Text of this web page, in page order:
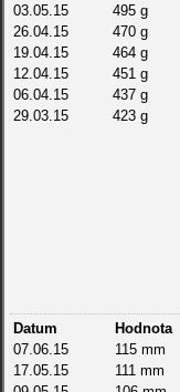
03.05.15
495 g
26.04.15
470 g
19.04.15
464 g
12.04.15
451 g
06.04.15
437 g
29.03.15
423 g
10.01.15
176 g
03.01.15
159 g
Datum Hodnota
07.06.15
115 mm
17.05.15
111 mm